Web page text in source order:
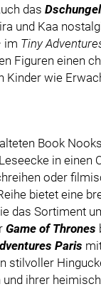
das
und Kaa
im Tiny
Figuren einen
Kinder wie
Book Nooks
in einen
oder
bietet eine
das Sortiment
Game of Thrones
Paris
stilvoller
ihrer